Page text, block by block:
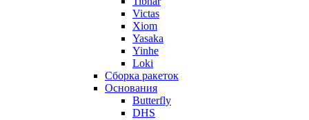
Victas
Xiom
Yasaka
Yinhe
Loki
Сборка ракеток
Основания
Butterfly
DHS